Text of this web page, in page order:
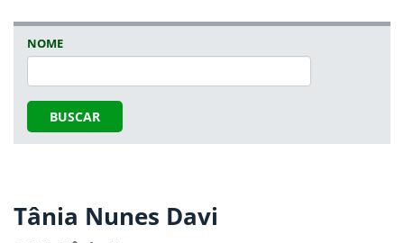
NOME
BUSCAR
Tânia Nunes Davi